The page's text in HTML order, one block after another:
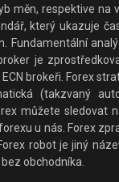
měn, respektive
který ukazuje
Fundamentální
je
brokeři. Forex
(takzvaný
můžete sledovat
u nás. Forex
robot je jiný
obchodníka.